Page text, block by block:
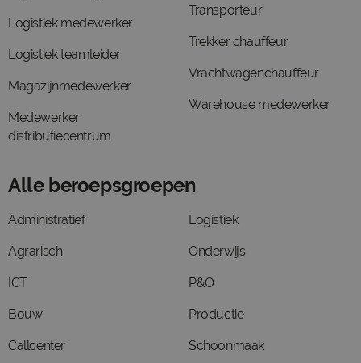
Logistiek medewerker
Logistiek teamleider
Magazijnmedewerker
Medewerker
distributiecentrum
Transporteur
Trekker chauffeur
Vrachtwagenchauffeur
Warehouse medewerker
Alle beroepsgroepen
Administratief
Agrarisch
ICT
Bouw
Callcenter
Logistiek
Onderwijs
P&O
Productie
Schoonmaak